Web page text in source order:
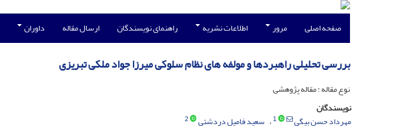
صفحه اصلی مرور اطلاعات نشریه راهنمای نویسندگان ارسال مقاله داوران
بررسی تحلیلی راهبرد‌ها و مولفه های نظام سلوکی میرزا جواد ملکی تبریزی
نوع مقاله : مقاله پژوهشی
نویسندگان
مهرداد حسن بیگی
1 سعید فامیل دردشتی
2